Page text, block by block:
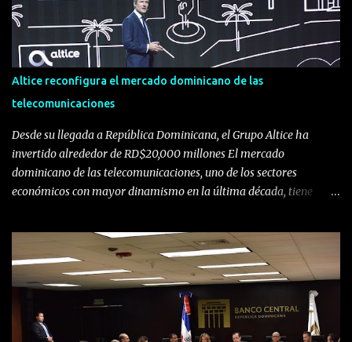
Altice reconfigura el mercado dominicano de las
telecomunicaciones
Desde su llegada a República Dominicana, el Grupo Altice ha
invertido alrededor de RD$20,000 millones El mercado
dominicano de las telecomunicaciones, uno de los sectores
económicos con mayor dinamismo en la última década, tiene
dominicano, tras la fusión de Tricom y Orange, presenta una
realidad de competencia más cercana con Claro, que se mantiene
como líder en la prestación de servicios de telefonía fija, móvil e
internet.